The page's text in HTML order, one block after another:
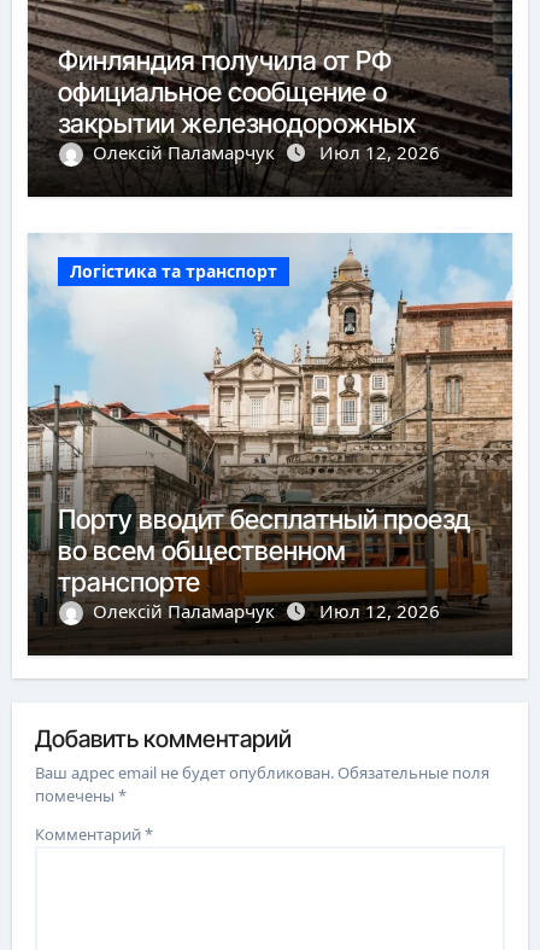
Финляндия получила от РФ
официальное сообщение о
закрытии железнодорожных
пунктов пропуска
Олексій Паламарчук Июл 12, 2026
Логістика та транспорт
Порту вводит бесплатный проезд
во всем общественном
транспорте
Олексій Паламарчук Июл 12, 2026
Добавить комментарий
Ваш адрес email не будет опубликован.Обязательные поля
помечены*
Комментарий*